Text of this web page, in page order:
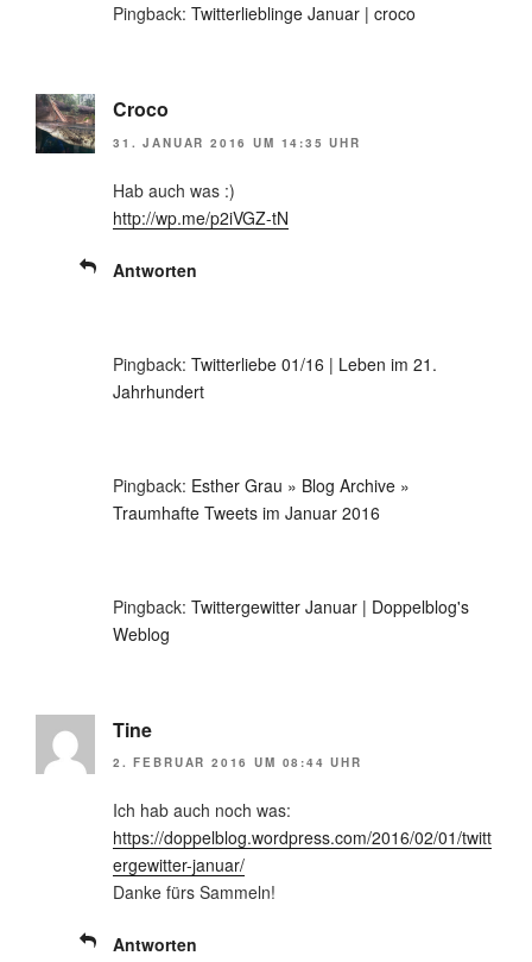
Pingback: Twitterlieblinge Januar | croco
Croco
31. JANUAR 2016 UM 14:35 UHR
Hab auch was :)
http://wp.me/p2iVGZ-tN
Antworten
Pingback: Twitterliebe 01/16 | Leben im 21.
Jahrhundert
Pingback: Esther Grau » Blog Archive »
Traumhafte Tweets im Januar 2016
Pingback: Twittergewitter Januar | Doppelblog's
Weblog
Tine
2. FEBRUAR 2016 UM 08:44 UHR
Ich hab auch noch was:
https://doppelblog.wordpress.com/2016/02/01/twitt
ergewitter-januar/
Danke fürs Sammeln!
Antworten